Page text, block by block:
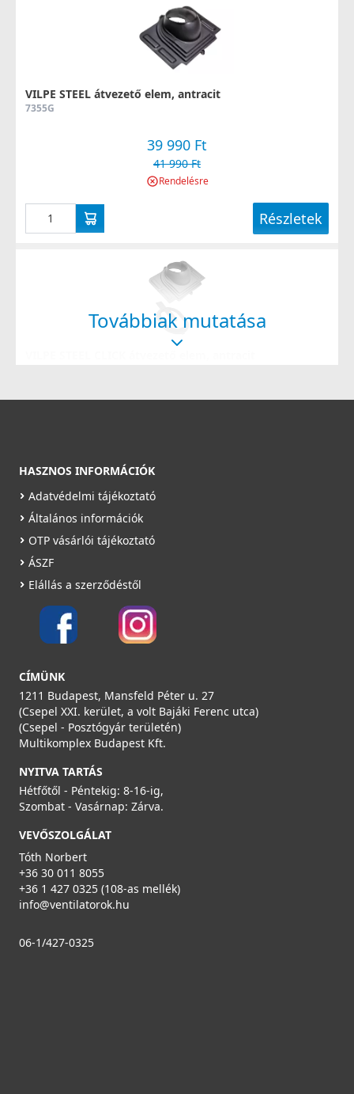
VILPE STEEL átvezető elem, antracit
7355G
39 990 Ft
41 990 Ft
Rendelésre
Részletek
38 990 Ft
36014D
36014D
28 990 Ft
Továbbiak mutatása
HASZNOS INFORMÁCIÓK
Adatvédelmi tájékoztató
Általános információk
OTP vásárlói tájékoztató
ÁSZF
Elállás a szerződéstől
CÍMÜNK
1211 Budapest, Mansfeld Péter u. 27
(Csepel XXI. kerület, a volt Bajáki Ferenc utca)
(Csepel - Posztógyár területén)
Multikomplex Budapest Kft.
NYITVA TARTÁS
Hétfőtől - Péntekig: 8-16-ig,
Szombat - Vasárnap: Zárva.
VEVŐSZOLGÁLAT
Tóth Norbert
+36 30 011 8055
+36 1 427 0325 (108-as mellék)
info@ventilatorok.hu
06-1/427-0325